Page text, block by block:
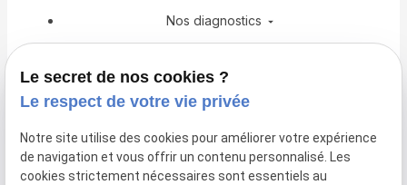
Nos diagnostics
Professionnel du bâtiment
Obligations et Lois
Actualités
Espace client
Le secret de nos cookies ?
Le respect de votre vie privée
Notre site utilise des cookies pour améliorer votre expérience
de navigation et vous offrir un contenu personnalisé. Les
cookies strictement nécessaires sont essentiels au